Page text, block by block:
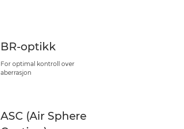
BR-optikk
For optimal kontroll over
aberrasjon
ASC (Air Sphere